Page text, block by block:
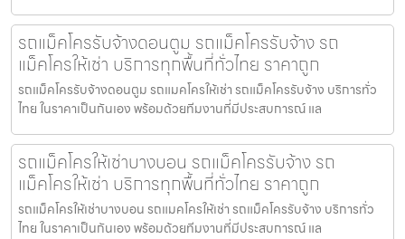
รถแม็คโครรับจ้างดอนตูม รถแม็คโครรับจ้าง รถ
แม็คโครให้เช่า บริการทุกพื้นที่ทั่วไทย ราคาถูก
รถแม็คโครรับจ้างดอนตูม รถแมคโครให้เช่า รถแม็คโครรับจ้าง บริการทั่ว
ไทย ในราคาเป็นกันเอง พร้อมด้วยทีมงานที่มีประสบการณ์ แล
รถแม็คโครให้เช่าบางบอน รถแม็คโครรับจ้าง รถ
แม็คโครให้เช่า บริการทุกพื้นที่ทั่วไทย ราคาถูก
รถแม็คโครให้เช่าบางบอน รถแมคโครให้เช่า รถแม็คโครรับจ้าง บริการทั่ว
ไทย ในราคาเป็นกันเอง พร้อมด้วยทีมงานที่มีประสบการณ์ แล